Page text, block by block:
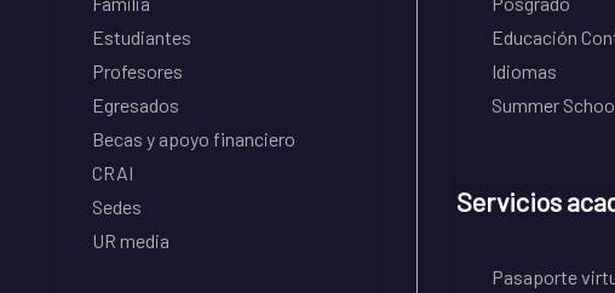
Estudiantes
Profesores
Egresados
Becas y apoyo financiero
CRAI
Sedes
UR media
Educación
Idiomas
Summer
Servicios
Pasaporte